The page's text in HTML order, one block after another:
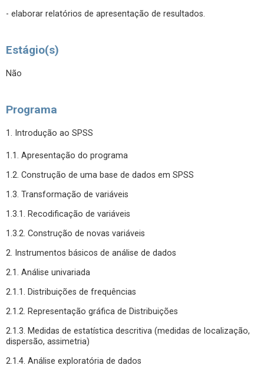
- elaborar relatórios de apresentação de resultados.
Estágio(s)
Não
Programa
1. Introdução ao SPSS
1.1. Apresentação do programa
1.2. Construção de uma base de dados em SPSS
1.3. Transformação de variáveis
1.3.1. Recodificação de variáveis
1.3.2. Construção de novas variáveis
2. Instrumentos básicos de análise de dados
2.1. Análise univariada
2.1.1. Distribuições de frequências
2.1.2. Representação gráfica de Distribuições
2.1.3. Medidas de estatística descritiva (medidas de localização,
dispersão, assimetria)
2.1.4. Análise exploratória de dados